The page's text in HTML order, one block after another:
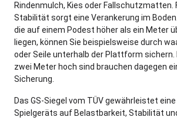
Rindenmulch, Kies oder Fallschutzmatten.
Stabilität sorgt eine Verankerung im
die auf einem Podest höher als ein Meter
liegen, können Sie beispielsweise durch
oder Seile unterhalb der Plattform sichern.
zwei Meter hoch sind brauchen dagegen
Sicherung.
Das GS-Siegel vom TÜV gewährleistet
Spielgeräts auf Belastbarkeit, Stabilität